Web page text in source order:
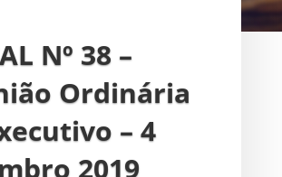
Nº 38 –
Ordinária
– 4
2019